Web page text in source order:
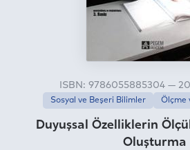
Duyuşsal Özelliklerin
Oluşturma
ISBN: 9786055885304 —
Sosyal ve Beşeri Bilimler Ölçme